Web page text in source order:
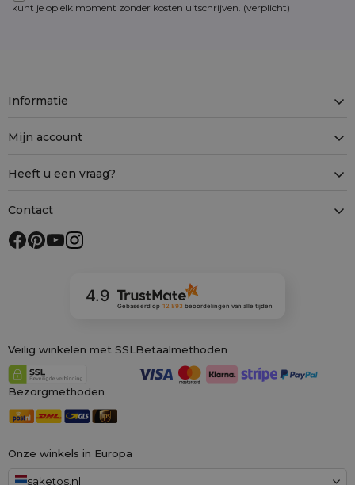
kunt je op elk moment zonder kosten uitschrijven . (verplicht)
Onze winkels in Europa
saketos.nl
Informatie
Mijn account
Heeft u een vraag?
Contact
4.9
Gebaseerd op 12 893 beoordelingenvan alle tijden
Veilig winkelen met SSL Betaalmethoden
Bezorgmethoden